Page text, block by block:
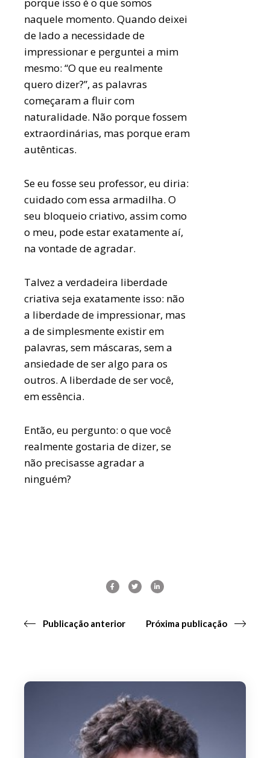
naquele momento. Quando deixei
de lado a necessidade de
impressionar e perguntei a mim
mesmo: “O que eu realmente
quero dizer?”, as palavras
começaram a fluir com
naturalidade. Não porque fossem
extraordinárias, mas porque eram
autênticas.
Se eu fosse seu professor, eu diria:
cuidado com essa armadilha. O
seu bloqueio criativo, assim como
o meu, pode estar exatamente aí,
na vontade de agradar.
Talvez a verdadeira liberdade
criativa seja exatamente isso: não
a liberdade de impressionar, mas
a de simplesmente existir em
palavras, sem máscaras, sem a
ansiedade de ser algo para os
outros. A liberdade de ser você,
em essência.
Então, eu pergunto: o que você
realmente gostaria de dizer, se
não precisasse agradar a
ninguém?
Publicação anterior Próxima publicação